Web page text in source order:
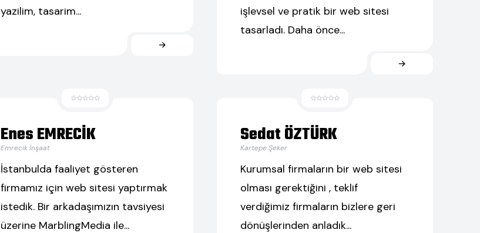
yazilim, tasarim...
işlevsel ve pratik bir web sitesi
tasarladı. Daha önce...
Enes EMRECİK
Emrecik İnşaat
İstanbulda faaliyet gösteren
firmamız için web sitesi yaptırmak
istedik. Bir arkadaşımızın tavsiyesi
üzerine MarblingMedia ile...
Sedat ÖZTÜRK
Kartepe Şeker
Kurumsal firmaların bir web sitesi
olması gerektiğini , teklif
verdiğimiz firmaların bizlere geri
dönüşlerinden anladık...